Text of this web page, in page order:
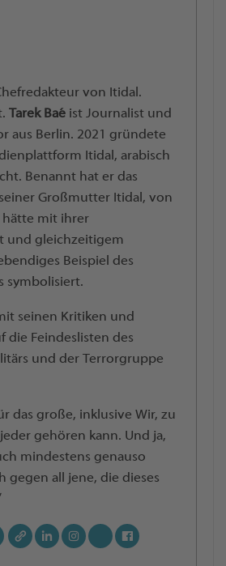
von Itidal.
Tarek Baé ist Journalist und
aus Berlin. 2021 gründete
Itidal, arabisch
Benannt hat er das
Großmutter Itidal, von
hätte mit ihrer
und gleichzeitigem
Beispiel des
symbolisiert.
seinen Kritiken und
die Feindeslisten des
und der Terrorgruppe
das große, inklusive Wir, zu
gehören kann. Und ja,
mindestens genauso
gegen all jene, die dieses